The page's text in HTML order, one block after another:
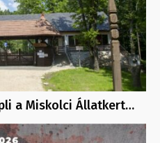
a Miskolci Állatkert…